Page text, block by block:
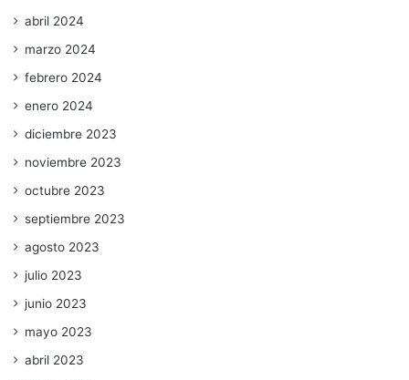
abril 2024
marzo 2024
febrero 2024
enero 2024
diciembre 2023
noviembre 2023
octubre 2023
septiembre 2023
agosto 2023
julio 2023
junio 2023
mayo 2023
abril 2023